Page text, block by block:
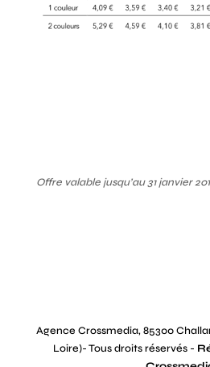
Offre valable jusqu’au 31 janvier
Agence Crossmedia, 85300
Loire)- Tous droits réservés -